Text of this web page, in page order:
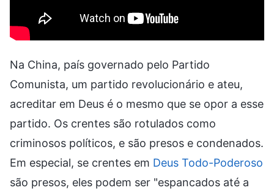
Na China, país governado pelo Partido
Comunista, um partido revolucionário e ateu,
acreditar em Deus é o mesmo que se opor a esse
partido. Os crentes são rotulados como
criminosos políticos, e são presos e condenados.
Em especial, se crentes em Deus Todo-Poderoso
são presos, eles podem ser "espancados até a